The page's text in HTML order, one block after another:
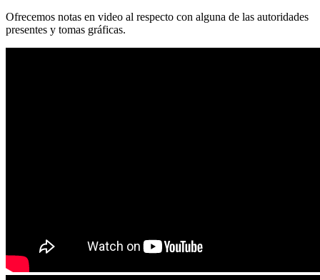
Ofrecemos notas en video al respecto con alguna de las autoridades
presentes y tomas gráficas.